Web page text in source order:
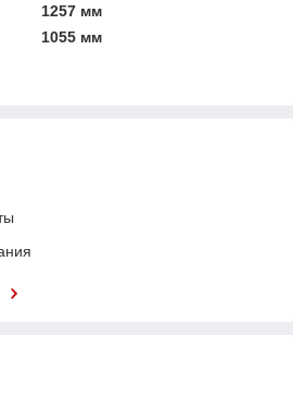
1257 мм
1055 мм